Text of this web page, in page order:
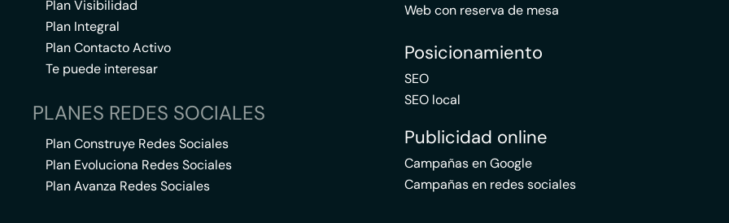
Plan Visibilidad
Plan Integral
Plan Contacto Activo
Te puede interesar
PLANES REDES SOCIALES
Plan Construye Redes Sociales
Plan Evoluciona Redes Sociales
Plan Avanza Redes Sociales
Web con reserva de mesa
Posicionamiento
SEO
SEO local
Publicidad online
Campañas en Google
Campañas en redes sociales